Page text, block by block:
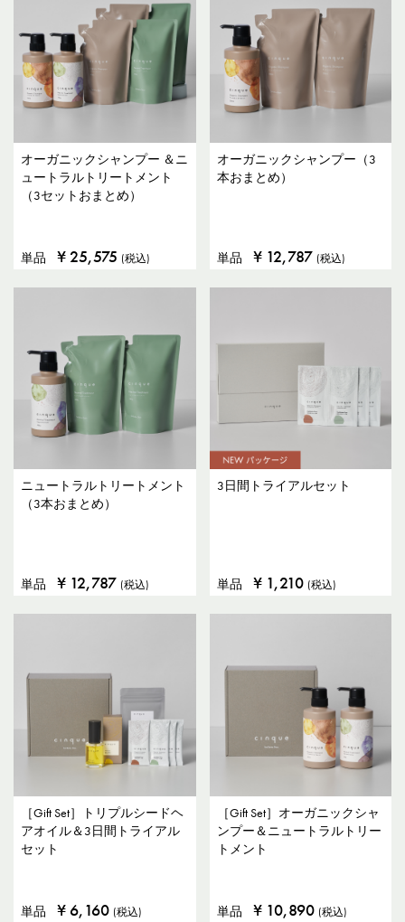
オーガニックシャンプー ＆ニ
ュートラルトリートメント
（3セットおまとめ）
単品 ¥ 25,575 (税込)
オーガニックシャンプー（3
本おまとめ）
単品 ¥ 12,787 (税込)
ニュートラルトリートメント
（3本おまとめ）
単品 ¥ 12,787 (税込)
3日間トライアルセット
単品 ¥ 1,210 (税込)
［Gift Set］トリプルシードヘ
アオイル＆3日間トライアル
セット
単品 ¥ 6,160 (税込)
［Gift Set］オーガニックシャ
ンプー＆ニュートラルトリー
トメント
単品 ¥ 10,890 (税込)